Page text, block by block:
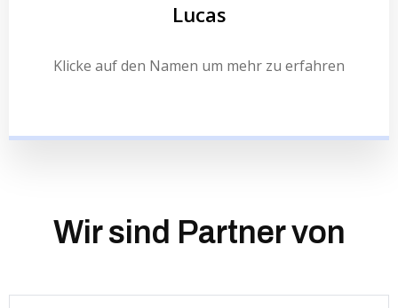
Lucas
Klicke auf den Namen um mehr zu erfahren
Wir sind Partner von